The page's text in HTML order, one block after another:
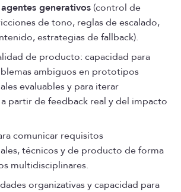
generativos (control de
de tono, reglas de escalado,
estrategias de fallback).
de producto: capacidad para
ambiguos en prototipos
evaluables y para iterar
partir de feedback real y del impacto
comunicar requisitos
técnicos y de producto de forma
multidisciplinares.
organizativas y capacidad para